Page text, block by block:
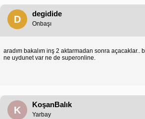
D
degidide
Onbaşı
aradım bakalım inş 2 aktarmadan sonra açacaklar..
ne uydunet var ne de superonline.
K
KoşanBalık
Yarbay